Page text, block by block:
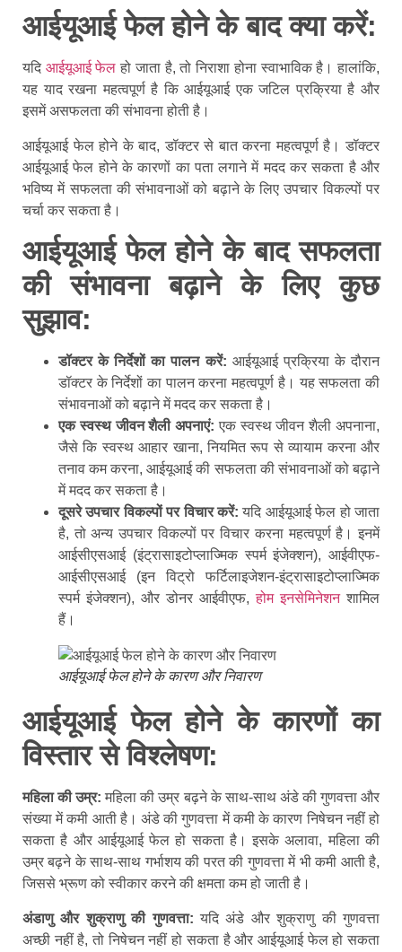
आईयूआई फेल होने के बाद क्या करें:
यदि आईयूआई फेल हो जाता है, तो निराशा होना स्वाभाविक है। हालांकि,
यह याद रखना महत्वपूर्ण है कि आईयूआई एक जटिल प्रक्रिया है और
इसमें असफलता की संभावना होती है।
आईयूआई फेल होने के बाद, डॉक्टर से बात करना महत्वपूर्ण है। डॉक्टर
आईयूआई फेल होने के कारणों का पता लगाने में मदद कर सकता है और
भविष्य में सफलता की संभावनाओं को बढ़ाने के लिए उपचार विकल्पों पर
चर्चा कर सकता है।
आईयूआई फेल होने के बाद सफलता
की संभावना बढ़ाने के लिए कुछ
सुझाव:
डॉक्टर के निर्देशों का पालन करें: आईयूआई प्रक्रिया के दौरान
डॉक्टर के निर्देशों का पालन करना महत्वपूर्ण है। यह सफलता की
संभावनाओं को बढ़ाने में मदद कर सकता है।
एक स्वस्थ जीवन शैली अपनाएं: एक स्वस्थ जीवन शैली अपनाना,
जैसे कि स्वस्थ आहार खाना, नियमित रूप से व्यायाम करना और
तनाव कम करना, आईयूआई की सफलता की संभावनाओं को बढ़ाने
में मदद कर सकता है।
दूसरे उपचार विकल्पों पर विचार करें: यदि आईयूआई फेल हो जाता
है, तो अन्य उपचार विकल्पों पर विचार करना महत्वपूर्ण है। इनमें
आईसीएसआई (इंट्रासाइटोप्लाज्मिक स्पर्म इंजेक्शन), आईवीएफ-
आईसीएसआई (इन विट्रो फर्टिलाइजेशन-इंट्रासाइटोप्लाज्मिक
स्पर्म इंजेक्शन), और डोनर आईवीएफ,होम इनसेमिनेशनशामिल
हैं।
आईयूआई फेल होने के कारण और निवारण
आईयूआई फेल होने के कारणों का
विस्तार से विश्लेषण:
महिला की उम्र: महिला की उम्र बढ़ने के साथ-साथ अंडे की गुणवत्ता और
संख्या में कमी आती है। अंडे की गुणवत्ता में कमी के कारण निषेचन नहीं हो
सकता है और आईयूआई फेल हो सकता है। इसके अलावा, महिला की
उम्र बढ़ने के साथ-साथ गर्भाशय की परत की गुणवत्ता में भी कमी आती है,
जिससे भ्रूण को स्वीकार करने की क्षमता कम हो जाती है।
अंडाणु और शुक्राणु की गुणवत्ता: यदि अंडे और शुक्राणु की गुणवत्ता
अच्छी नहीं है, तो निषेचन नहीं हो सकता है और आईयूआई फेल हो सकता